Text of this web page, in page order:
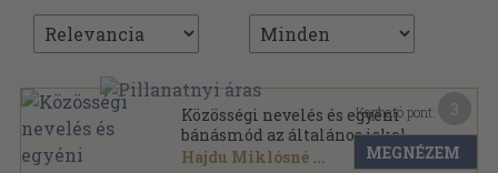
Közösségi nevelés és egyéni
bánásmód az általános iskola
1-4. osztályában
Hajdu Miklósné ...
Kapható pont:
MEGNÉZEM